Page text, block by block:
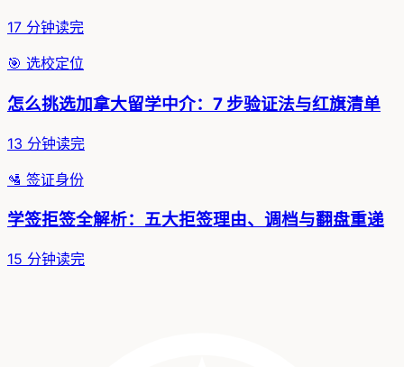
17 分钟读完
🎯 选校定位
怎么挑选加拿大留学中介：7 步验证法与红旗清单
13 分钟读完
🛂 签证身份
学签拒签全解析：五大拒签理由、调档与翻盘重递
15 分钟读完